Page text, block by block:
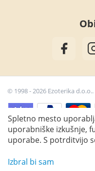
2,50€
© 1998 - 2026 Ezoterika
Spletno mesto
uporabniške izkušnje,
uporabe. S potrditvijo
Izbral bi sam